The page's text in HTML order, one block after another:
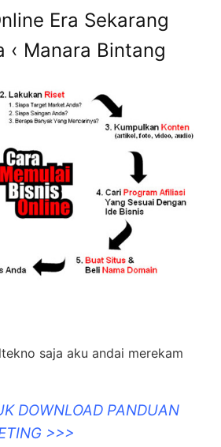
Era Sekarang
‹ Manara Bintang
saja aku andai merekam
DOWNLOAD PANDUAN
>>>